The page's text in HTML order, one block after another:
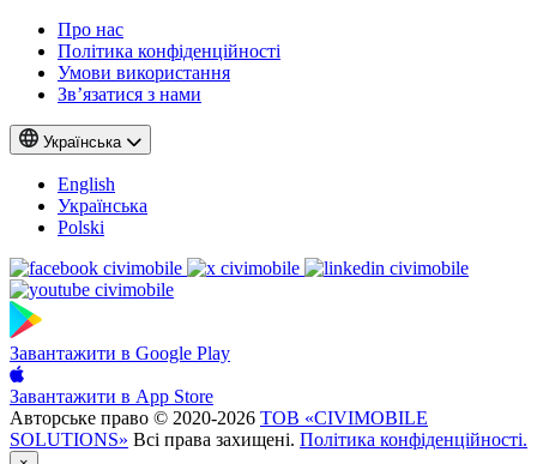
Про нас
Політика конфіденційності
Умови використання
Зв’язатися з нами
Українська
English
Українська
Polski
Завантажити в Google Play
Завантажити в App Store
Авторське право © 2020-2026 ТОВ «CIVIMOBILE
SOLUTIONS» Всі права захищені. Політика конфіденційності.